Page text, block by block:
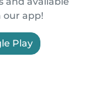
our app!
Play